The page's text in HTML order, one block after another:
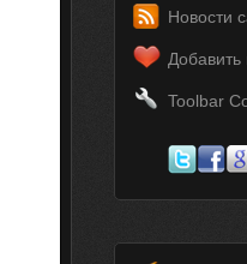
Новости
Добавить
Toolbar